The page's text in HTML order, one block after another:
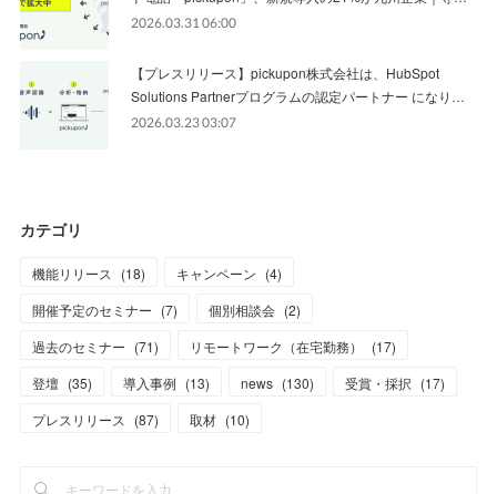
2026.03.31 06:00
【プレスリリース】pickupon株式会社は、HubSpot
Solutions Partnerプログラムの認定パートナー になり…
2026.03.23 03:07
カテゴリ
機能リリース (18) キャンペーン (4)
開催予定のセミナー (7) 個別相談会 (2)
過去のセミナー (71) リモートワーク（在宅勤務） (17)
登壇 (35) 導入事例 (13) news (130) 受賞・採択 (17)
プレスリリース
(87) 取材 (10)